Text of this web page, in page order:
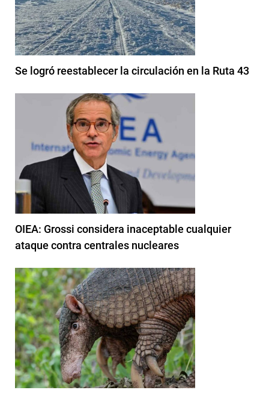
Se logró reestablecer la circulación en la Ruta 43
OIEA: Grossi considera inaceptable cualquier
ataque contra centrales nucleares